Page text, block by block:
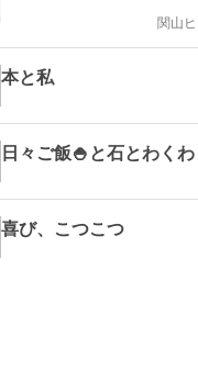
関山
本と私
日々ご飯🍚と石とわくわ
喜び、こつこつ